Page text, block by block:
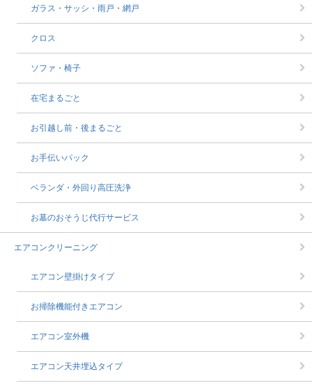
ガラス・サッシ・雨戸・網戸
クロス
ソファ・椅子
在宅まるごと
お引越し前・後まるごと
お手伝いパック
ベランダ・外回り高圧洗浄
お墓のおそうじ代行サービス
エアコンクリーニング
エアコン壁掛けタイプ
お掃除機能付きエアコン
エアコン室外機
エアコン天井埋込タイプ